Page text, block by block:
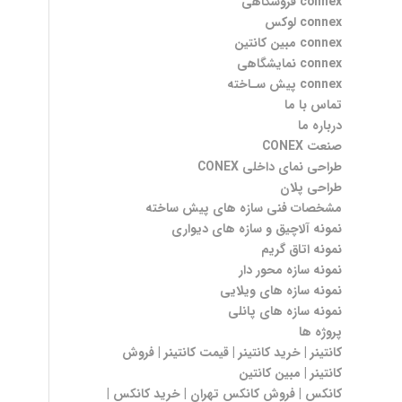
connex لوکس
connex مبین کانتین
connex نمایشگاهی
connex پیش سـاخته
تماس با ما
درباره ما
صنعت CONEX
طراحی نمای داخلی CONEX
طراحی پلان
مشخصات فنی سازه های پیش ساخته
نمونه آلاچیق و سازه های دیواری
نمونه اتاق گریم
نمونه سازه محور دار
نمونه سازه های ویلایی
نمونه سازه های پانلی
پروژه ها
کانتینر | خرید کانتینر | قیمت کانتینر | فروش
کانتینر | مبین کانتین
کانکس | فروش کانکس تهران | خرید کانکس |